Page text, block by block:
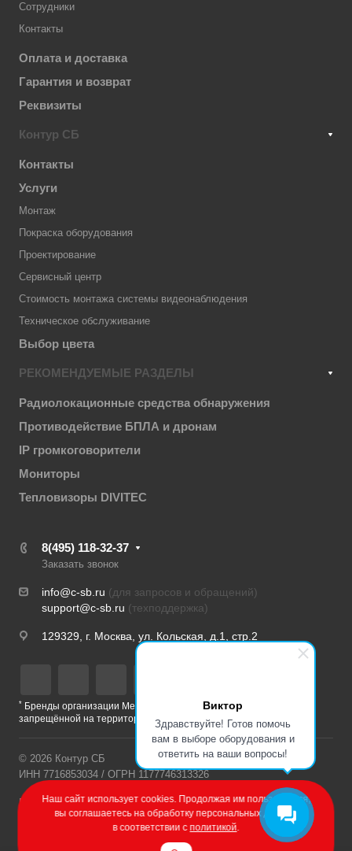
Виктор
Здравствуйте! Готов помочь
вам в выборе оборудования и
ответить на ваши вопросы!
Сотрудники
Контакты
Оплата и доставка
Гарантия и возврат
Реквизиты
Контур СБ
Контакты
Услуги
Монтаж
Покраска оборудования
Проектирование
Сервисный центр
Стоимость монтажа системы видеонаблюдения
Техническое обслуживание
Выбор цвета
РЕКОМЕНДУЕМЫЕ РАЗДЕЛЫ
Радиолокационные средства обнаружения
Противодействие БПЛА и дронам
IP громкоговорители
Мониторы
Тепловизоры DIVITEC
8(495) 118-32-37
Заказать звонок
info@c-sb.ru (для запросов и обращений)
support@c-sb.ru (техподдержка)
129329, г. Москва, ул. Кольская, д.1, стр.2
* Бренды организации Meta, признанной экстремистской и
запрещённой на территории РФ
© 2026 Контур СБ
ИНН 7716853034 / ОГРН 1177746313326
Политика конфиденциальности
Разработка сайта – Веб-Центр
Наш сайт использует cookies. Продолжая им пользоваться,
вы соглашаетесь на обработку персональных данных
в соответствии с политикой.